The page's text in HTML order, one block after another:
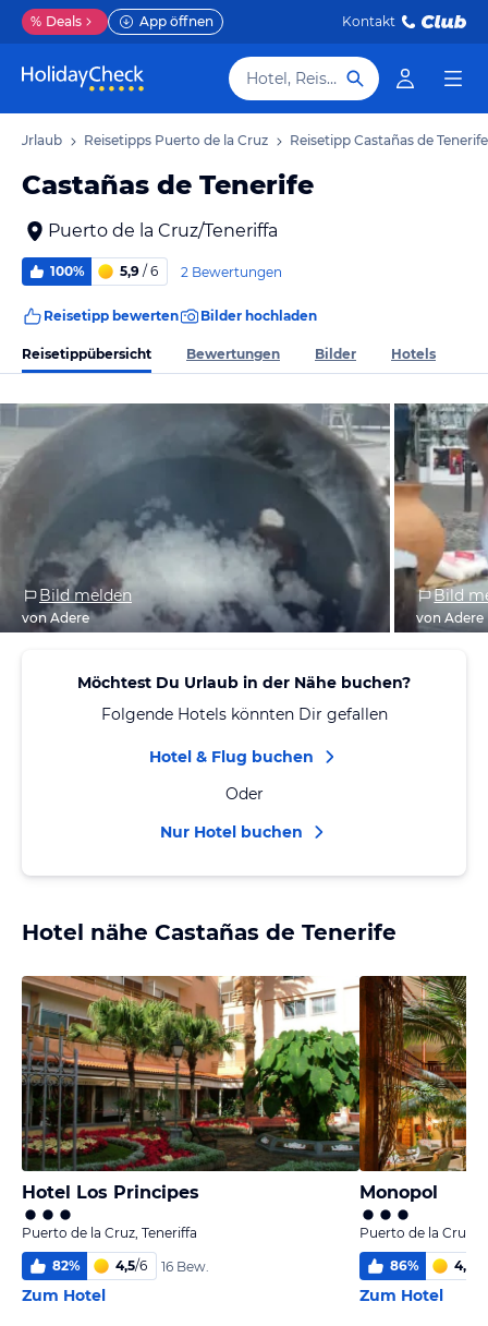
% Deals App öffnen Kontakt
Hotel, Reiseziel
Urlaub Reisetipps Puerto de la Cruz Reisetipp Castañas de Tenerife
Castañas de Tenerife
Puerto de la Cruz/Teneriffa
100% 5,9 / 6 2 Bewertungen
Reisetipp bewerten Bilder hochladen
Reisetippübersicht Bewertungen Bilder Hotels
Bild melden
von Adere
Bild
von Adere
Möchtest Du Urlaub in der Nähe buchen?
Folgende Hotels könnten Dir gefallen
Hotel & Flug buchen
Oder
Nur Hotel buchen
Hotel nähe Castañas de Tenerife
Hotel Los Principes
Puerto de la Cruz, Teneriffa
82% 4,5/6 16 Bew.
Zum Hotel
Monopol
Puerto de la Cruz,
86% 4,9
Zum Hotel